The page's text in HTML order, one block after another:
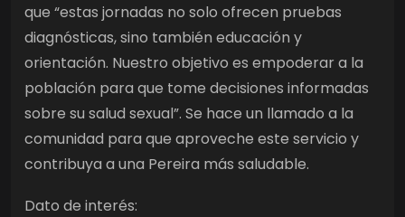
que “estas jornadas no solo ofrecen pruebas
diagnósticas, sino también educación y
orientación. Nuestro objetivo es empoderar a la
población para que tome decisiones informadas
sobre su salud sexual”. Se hace un llamado a la
comunidad para que aproveche este servicio y
contribuya a una Pereira más saludable.
Dato de interés: